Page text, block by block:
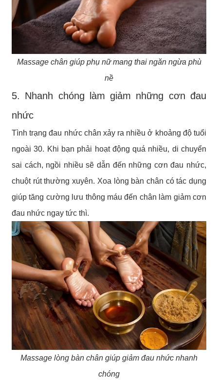
Massage chân giúp phụ nữ mang thai ngăn ngừa phù
nề
5. Nhanh chóng làm giảm những cơn đau
nhức
Tình trạng đau nhức chân xảy ra nhiều ở khoảng độ tuổi
ngoài 30. Khi bạn phải hoạt động quá nhiều, di chuyển
sai cách, ngồi nhiều sẽ dẫn đến những cơn đau nhức,
chuột rút thường xuyên. Xoa lòng bàn chân có tác dụng
giúp tăng cường lưu thông máu đến chân làm giảm cơn
đau nhức ngay tức thì.
Massage lòng bàn chân giúp giảm đau nhức nhanh
chóng